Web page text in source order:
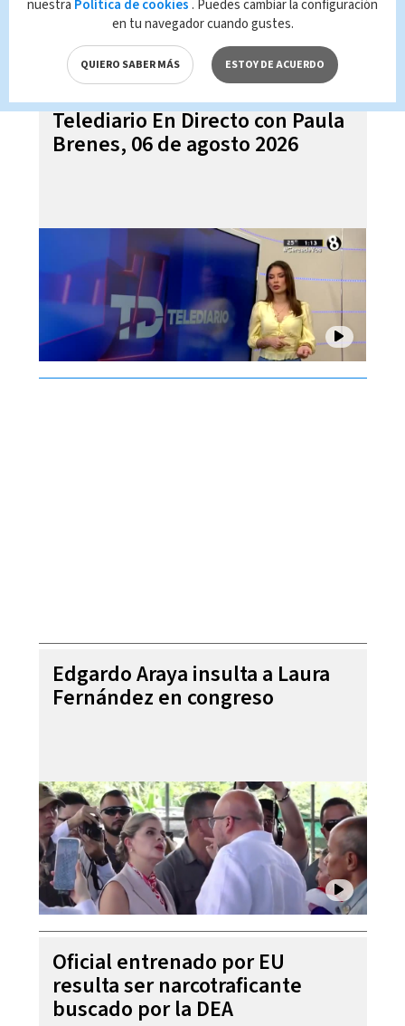
Telediario En Directo con Paula
Brenes, 06 de agosto 2026
Edgardo Araya insulta a Laura
Fernández en congreso
Oficial entrenado por EU
resulta ser narcotraficante
buscado por la DEA
nuestra Política de cookies . Puedes cambiar la configuración
en tu navegador cuando gustes.
QUIERO SABER MÁS ESTOY DE ACUERDO